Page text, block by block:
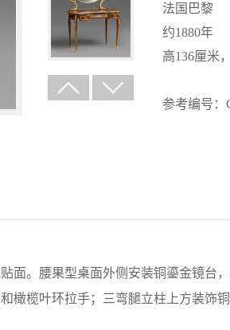
法国巴黎
约1880年
高136厘米
参考编号：
面。腰果型桌面外侧安装铜鎏金镜台
橄榄叶环拉手；三弯腿立柱上方装饰